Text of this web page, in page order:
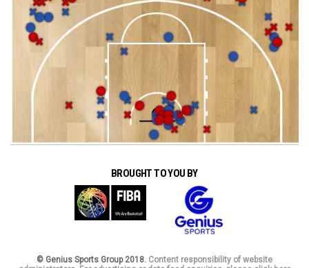
BROUGHT TO YOU BY
© Genius Sports Group 2018. Content responsibility of website